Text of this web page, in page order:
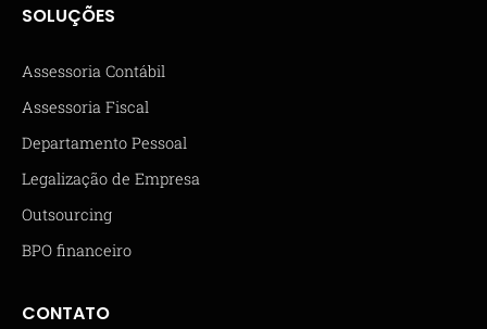
SOLUÇÕES
Assessoria Contábil
Assessoria Fiscal
Departamento Pessoal
Legalização de Empresa
Outsourcing
BPO financeiro
CONTATO